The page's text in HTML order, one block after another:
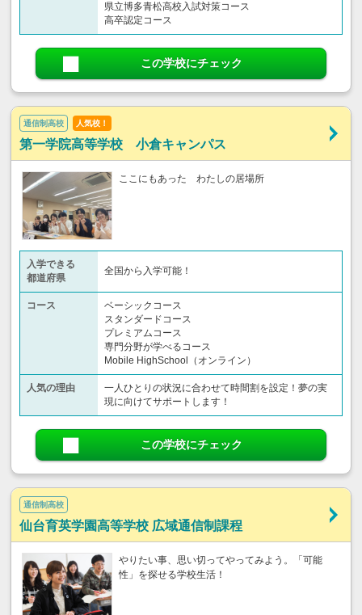
県立博多青松高校入試対策コース
高卒認定コース
この学校にチェック
通信制高校 人気校！
第一学院高等学校 小倉キャンパス
ここにもあった わたしの居場所
入学できる
都道府県
全国から入学可能！
コース
ベーシックコース
スタンダードコース
プレミアムコース
専門分野が学べるコース
Mobile HighSchool（オンライン）
人気の理由
一人ひとりの状況に合わせて時間割を設定！夢の実
現に向けてサポートします！
この学校にチェック
通信制高校
仙台育英学園高等学校 広域通信制課程
やりたい事、思い切ってやってみよう。「可能
性」を探せる学校生活！